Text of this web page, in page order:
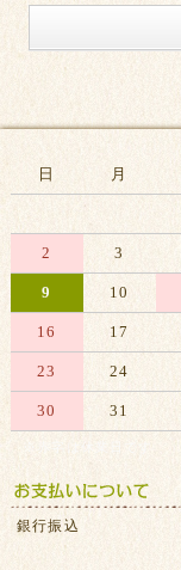
日
月
2 3
9 10
16 17
23 24
30 31
※赤字は休業日です
銀行振込